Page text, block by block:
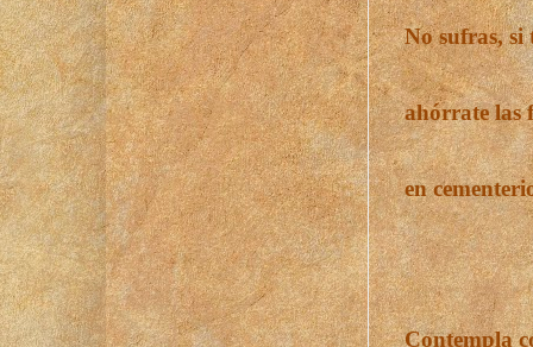
No sufras, si
ahórrate las
en
Contempla